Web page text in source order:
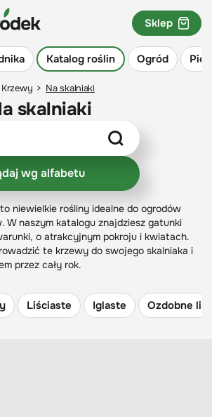
Katalog roślin Ogród
Sklep
Krzewy > Na skalniaki
skalniaki
wg alfabetu
niewielkie rośliny idealne do ogrodów
W naszym katalogu znajdziesz gatunki
o atrakcyjnym pokroju i kwiatach.
te krzewy do swojego skalniaka i
przez cały rok.
Liściaste Iglaste Ozdobne